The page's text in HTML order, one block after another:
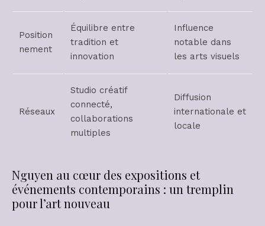
Position
nement
Équilibre entre
tradition et
innovation
Influence
notable dans
les arts visuels
Réseaux
Studio créatif
connecté,
collaborations
multiples
Diffusion
internationale et
locale
Nguyen au cœur des expositions et
événements contemporains : un tremplin
pour l’art nouveau